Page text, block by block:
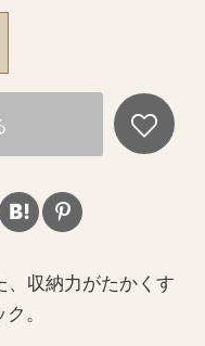
、収納力がたかくす
。